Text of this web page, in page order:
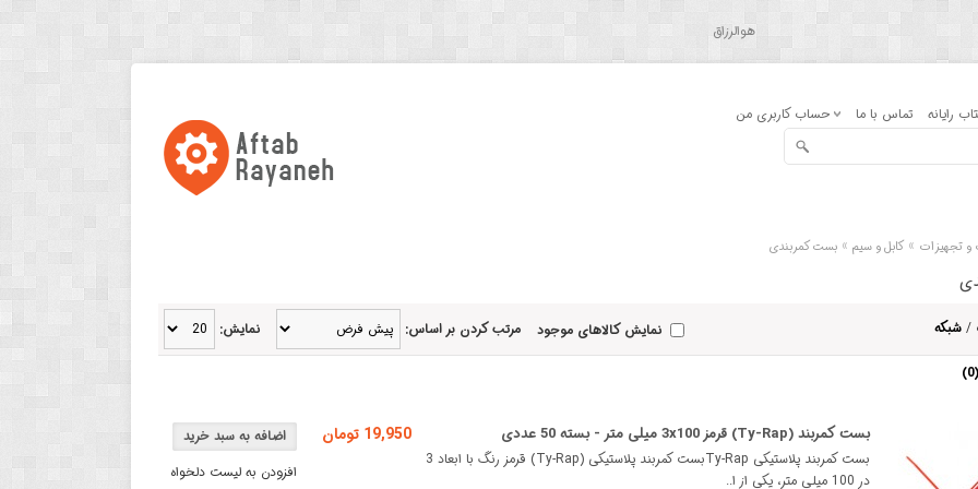
هوالرزاق
رایانه تماس با ما حساب کاربری من
و تجهیزات »کابل و سیم »بست کمربندی
/شبکه نمایش: مرتب کردن بر اساس: نمایش کالاهای موجود
افزودن به لیست دلخواه
19,950 تومان بست کمربند (Ty-Rap) قرمز 3x100 میلی متر - بسته 50 عددی
بست کمربند پلاستیکی Ty-Rapبست کمربند پلاستیکی (Ty-Rap) قرمز رنگ با ابعاد 3
در 100 میلی متر، یکی از ا..